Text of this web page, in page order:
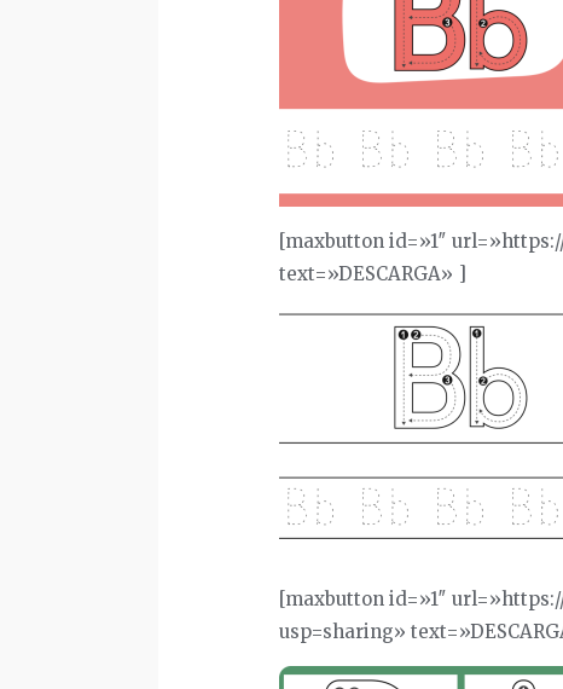
[maxbutton id=»1″
text=»DESCARGA» ]
[maxbutton id=»1″
usp=sharing»